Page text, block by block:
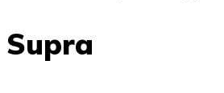
Supra